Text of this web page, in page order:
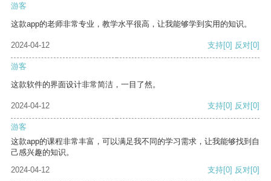
游客
这款app的老师非常专业，教学水平很高，让我能够学到实用的知识。
2024-04-12 支持[0] 反对[0]
游客
这款软件的界面设计非常简洁，一目了然。
2024-04-12 支持[0] 反对[0]
游客
这款app的课程非常丰富，可以满足我不同的学习需求，让我能够找到自
己感兴趣的知识。
2024-04-12
支持[0] 反对[0]